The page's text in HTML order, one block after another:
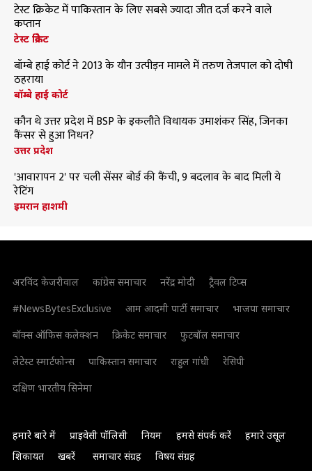
टेस्ट क्रिकेट में पाकिस्तान के लिए सबसे ज्यादा जीत दर्ज करने वाले
कप्तान
टेस्ट क्रिकेट
बॉम्बे हाई कोर्ट ने 2013 के यौन उत्पीड़न मामले में तरुण तेजपाल को दोषी
ठहराया
बॉम्बे हाई कोर्ट
कौन थे उत्तर प्रदेश में BSP के इकलौते विधायक उमाशंकर सिंह, जिनका
कैंसर से हुआ निधन?
उत्तर प्रदेश
'आवारापन 2' पर चली सेंसर बोर्ड की कैंची, 9 बदलाव के बाद मिली ये
रेटिंग
इमरान हाशमी
अरविंद केजरीवाल कांग्रेस समाचार नरेंद्र मोदी
ट्रैवल टिप्स
#NewsBytesExclusive
आम आदमी पार्टी समाचार
भाजपा समाचार
बॉक्स ऑफिस कलेक्शन
क्रिकेट समाचार
फुटबॉल समाचार
लेटेस्ट स्मार्टफोन्स
पाकिस्तान समाचार राहुल गांधी
रेसिपी
दक्षिण भारतीय सिनेमा
हमारे बारे में प्राइवेसी पॉलिसी नियम हमसे संपर्क करें
हमारे उसूल
शिकायत
खबरें समाचार संग्रह विषय संग्रह